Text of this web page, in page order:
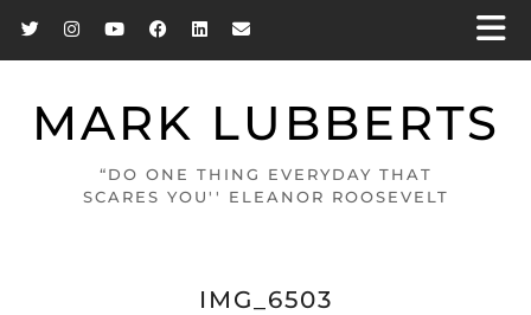
MARK LUBBERTS
“DO ONE THING EVERYDAY THAT
SCARES YOU'' ELEANOR ROOSEVELT
IMG_6503